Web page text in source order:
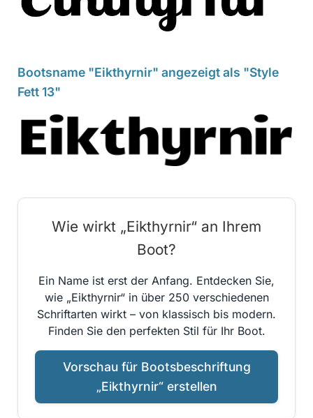
Bootsname "Eikthyrnir" angezeigt als "Style
Fett 13"
Wie wirkt „Eikthyrnir“ an Ihrem
Boot?
Ein Name ist erst der Anfang. Entdecken Sie,
wie „Eikthyrnir“ in über 250 verschiedenen
Schriftarten wirkt – von klassisch bis modern.
Finden Sie den perfekten Stil für Ihr Boot.
Vorschau für Bootsbeschriftung
„Eikthyrnir“ erstellen